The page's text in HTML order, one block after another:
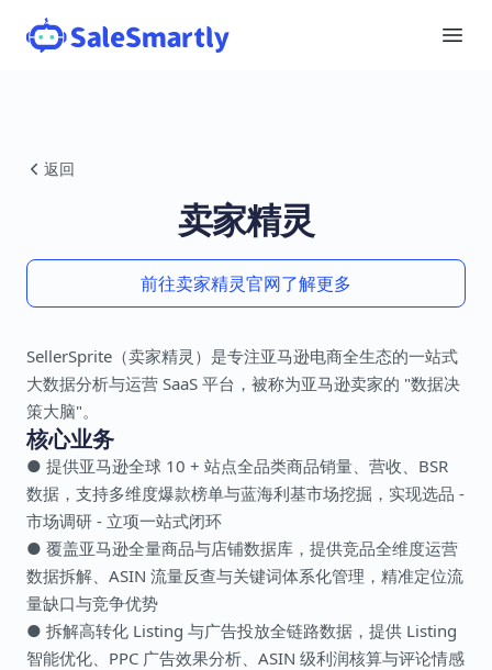
返回
卖家精灵
前往卖家精灵官网了解更多
SellerSprite（卖家精灵）是专注亚马逊电商全生态的一站式
大数据分析与运营 SaaS 平台，被称为亚马逊卖家的 "数据决
策大脑"。
核心业务
● 提供亚马逊全球 10 + 站点全品类商品销量、营收、BSR
数据，支持多维度爆款榜单与蓝海利基市场挖掘，实现选品 -
市场调研 - 立项一站式闭环
● 覆盖亚马逊全量商品与店铺数据库，提供竞品全维度运营
数据拆解、ASIN 流量反查与关键词体系化管理，精准定位流
量缺口与竞争优势
● 拆解高转化 Listing 与广告投放全链路数据，提供 Listing
智能优化、PPC 广告效果分析、ASIN 级利润核算与评论情感